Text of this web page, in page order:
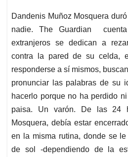
Dandenis Muñoz Mosquera
nadie. The Guardian
extranjeros se dedican a
contra la pared de su celda,
responderse a sí mismos,
pronunciar las palabras de su
hacerlo porque no ha perdido
paisa. Un varón. De las 24
Mosquera, debía estar
en la misma rutina, donde se
de sol -dependiendo de la